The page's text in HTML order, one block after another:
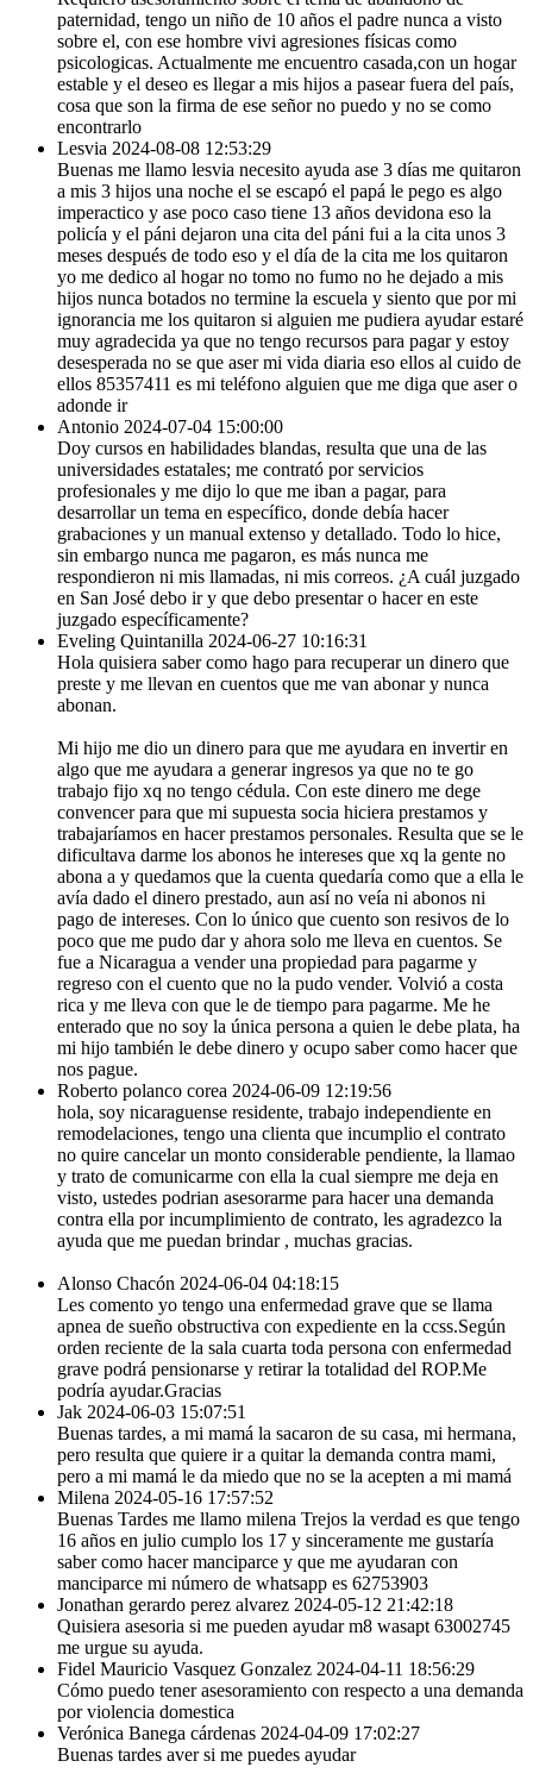
paternidad, tengo un niño de 10 años el padre nunca a visto
sobre el, con ese hombre vivi agresiones físicas como
psicologicas. Actualmente me encuentro casada,con un hogar
estable y el deseo es llegar a mis hijos a pasear fuera del país,
cosa que son la firma de ese señor no puedo y no se como
encontrarlo
Lesvia 2024-08-08 12:53:29
Buenas me llamo lesvia necesito ayuda ase 3 días me quitaron
a mis 3 hijos una noche el se escapó el papá le pego es algo
imperactico y ase poco caso tiene 13 años devidona eso la
policía y el páni dejaron una cita del páni fui a la cita unos 3
meses después de todo eso y el día de la cita me los quitaron
yo me dedico al hogar no tomo no fumo no he dejado a mis
hijos nunca botados no termine la escuela y siento que por mi
ignorancia me los quitaron si alguien me pudiera ayudar estaré
muy agradecida ya que no tengo recursos para pagar y estoy
desesperada no se que aser mi vida diaria eso ellos al cuido de
ellos 85357411 es mi teléfono alguien que me diga que aser o
adonde ir
Antonio 2024-07-04 15:00:00
Doy cursos en habilidades blandas, resulta que una de las
universidades estatales; me contrató por servicios
profesionales y me dijo lo que me iban a pagar, para
desarrollar un tema en específico, donde debía hacer
grabaciones y un manual extenso y detallado. Todo lo hice,
sin embargo nunca me pagaron, es más nunca me
respondieron ni mis llamadas, ni mis correos. ¿A cuál juzgado
en San José debo ir y que debo presentar o hacer en este
juzgado específicamente?
Eveling Quintanilla 2024-06-27 10:16:31
Hola quisiera saber como hago para recuperar un dinero que
preste y me llevan en cuentos que me van abonar y nunca
abonan.
Mi hijo me dio un dinero para que me ayudara en invertir en
algo que me ayudara a generar ingresos ya que no te go
trabajo fijo xq no tengo cédula. Con este dinero me dege
convencer para que mi supuesta socia hiciera prestamos y
trabajaríamos en hacer prestamos personales. Resulta que se le
dificultava darme los abonos he intereses que xq la gente no
abona a y quedamos que la cuenta quedaría como que a ella le
avía dado el dinero prestado, aun así no veía ni abonos ni
pago de intereses. Con lo único que cuento son resivos de lo
poco que me pudo dar y ahora solo me lleva en cuentos. Se
fue a Nicaragua a vender una propiedad para pagarme y
regreso con el cuento que no la pudo vender. Volvió a costa
rica y me lleva con que le de tiempo para pagarme. Me he
enterado que no soy la única persona a quien le debe plata, ha
mi hijo también le debe dinero y ocupo saber como hacer que
nos pague.
Roberto polanco corea 2024-06-09 12:19:56
hola, soy nicaraguense residente, trabajo independiente en
remodelaciones, tengo una clienta que incumplio el contrato
no quire cancelar un monto considerable pendiente, la llamao
y trato de comunicarme con ella la cual siempre me deja en
visto, ustedes podrian asesorarme para hacer una demanda
contra ella por incumplimiento de contrato, les agradezco la
ayuda que me puedan brindar , muchas gracias.
Alonso Chacón 2024-06-04 04:18:15
Les comento yo tengo una enfermedad grave que se llama
apnea de sueño obstructiva con expediente en la ccss.Según
orden reciente de la sala cuarta toda persona con enfermedad
grave podrá pensionarse y retirar la totalidad del ROP.Me
podría ayudar.Gracias
Jak 2024-06-03 15:07:51
Buenas tardes, a mi mamá la sacaron de su casa, mi hermana,
pero resulta que quiere ir a quitar la demanda contra mami,
pero a mi mamá le da miedo que no se la acepten a mi mamá
Milena 2024-05-16 17:57:52
Buenas Tardes me llamo milena Trejos la verdad es que tengo
16 años en julio cumplo los 17 y sinceramente me gustaría
saber como hacer manciparce y que me ayudaran con
manciparce mi número de whatsapp es 62753903
Jonathan gerardo perez alvarez 2024-05-12 21:42:18
Quisiera asesoria si me pueden ayudar m8 wasapt 63002745
me urgue su ayuda.
Fidel Mauricio Vasquez Gonzalez 2024-04-11 18:56:29
Cómo puedo tener asesoramiento con respecto a una demanda
por violencia domestica
Verónica Banega cárdenas 2024-04-09 17:02:27
Buenas tardes aver si me puedes ayudar